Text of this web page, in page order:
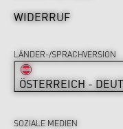
WIDERRUF
SOZIALE MEDIEN
LÄNDER-/SPRACHVERSION
ÖSTERREICH -